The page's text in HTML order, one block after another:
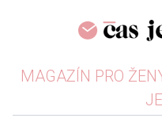
MAGAZÍN PRO